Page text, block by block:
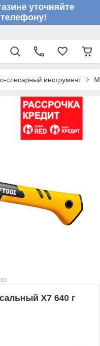
уточняйте
слесарный инструмент
X7 640 г